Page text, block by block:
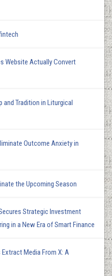
Website Actually Convert
and Tradition in Liturgical
Outcome Anxiety in
the Upcoming Season
Strategic Investment
in a New Era of Smart Finance
Media From X: A